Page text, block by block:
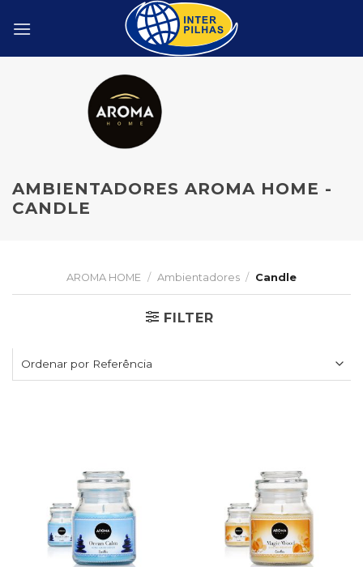
AMBIENTADORES AROMA HOME -
CANDLE
AROMA HOME / Ambientadores / Candle
FILTER